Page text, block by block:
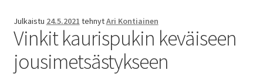
Kalenteri
Liitto
Julkaistu 24.5.2021 tehnytAri Kontiainen
Vinkit kaurispukin keväiseen
jousimetsästykseen